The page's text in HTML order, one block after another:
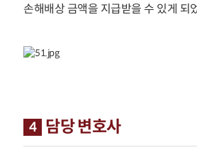
손해배상 금액을 지급받을 수 있게 되
4 담당 변호사